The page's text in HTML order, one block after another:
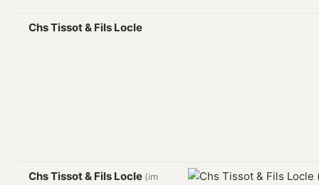
Chs Tissot & Fils Locle
Chs Tissot & Fils Locle (im